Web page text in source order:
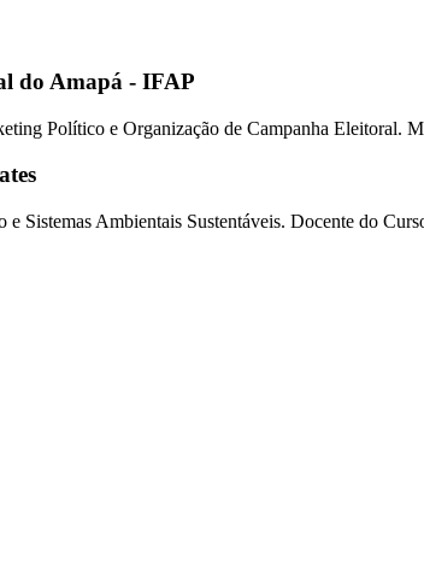
do Amapá - IFAP
Político e Organização de Campanha Eleitoral.
Sistemas Ambientais Sustentáveis. Docente do